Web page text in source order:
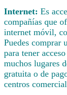
Internet: Es
compañías que
internet móvil,
Puedes comprar
para tener
muchos lugares
gratuita o de
centros